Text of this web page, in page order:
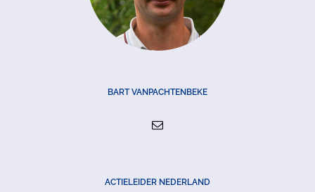
BART VANPACHTENBEKE
ACTIELEIDER NEDERLAND